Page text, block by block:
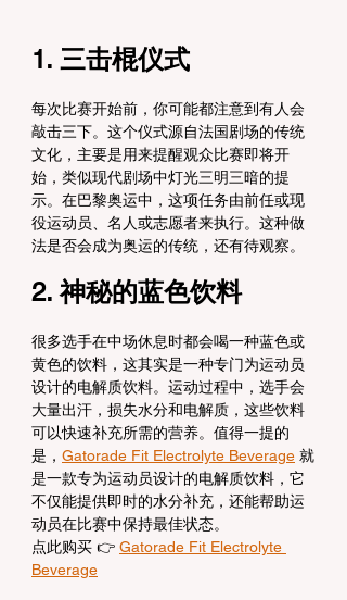
1. 三击棍仪式
每次比赛开始前，你可能都注意到有人会
敲击三下。这个仪式源自法国剧场的传统
文化，主要是用来提醒观众比赛即将开
始，类似现代剧场中灯光三明三暗的提
示。在巴黎奥运中，这项任务由前任或现
役运动员、名人或志愿者来执行。这种做
法是否会成为奥运的传统，还有待观察。
2. 神秘的蓝色饮料
很多选手在中场休息时都会喝一种蓝色或
黄色的饮料，这其实是一种专门为运动员
设计的电解质饮料。运动过程中，选手会
大量出汗，损失水分和电解质，这些饮料
可以快速补充所需的营养。值得一提的
是， Gatorade Fit Electrolyte Beverage 就
是一款专为运动员设计的电解质饮料，它
不仅能提供即时的水分补充，还能帮助运
动员在比赛中保持最佳状态。
点此购买 👉 Gatorade Fit Electrolyte
Beverage